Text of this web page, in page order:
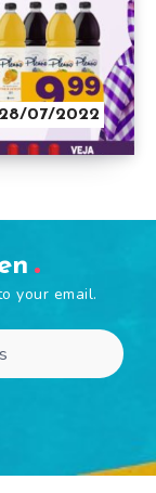
07/2022
your email.